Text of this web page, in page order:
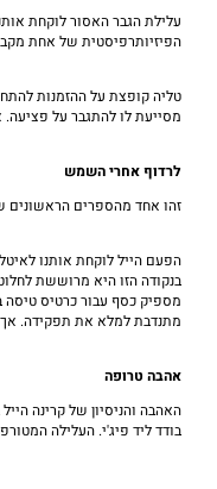
עלילת הגבר האסור לוקחת
הפיזיותרפיסטית של אחת
טליה קופצת על ההזמנות
מסייעת לו להתגבר על
לרדוף אחרי השמש
זהו אחד מהספרים הראשונים
בנקודה הזו היא מרוששת
מספיק כסף עבור כרטיס
מתנדבת למלא את תפקידה. אך
אהבה טרופה
האהבה והניסיון של קרינה
בודד ליד פיג'י. העלילה